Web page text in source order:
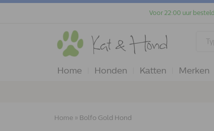
Voor 22:00 uur
Home Honden Katten Merken
Home » Bolfo Gold Hond